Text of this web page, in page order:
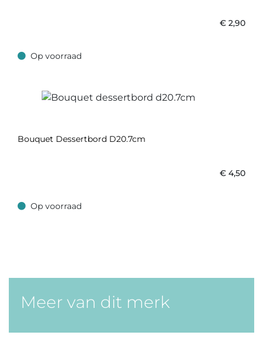
€ 2,90
Op voorraad
Op voorraad
Bouquet Dessertbord D20.7cm
€ 4,50
Op voorraad
Op voorraad
Meer van dit merk